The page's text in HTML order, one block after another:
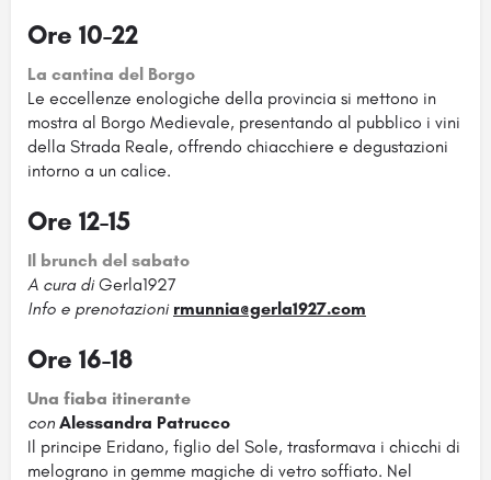
Ore 10-22
La cantina del Borgo
Le eccellenze enologiche della provincia si mettono in
mostra al Borgo Medievale, presentando al pubblico i vini
della Strada Reale, offrendo chiacchiere e degustazioni
intorno a un calice.
Ore 12-15
Il brunch del sabato
A cura diGerla1927
Info e prenotazioni rmunnia@gerla1927.com
Ore 16-18
Una fiaba itinerante
con Alessandra Patrucco
Il principe Eridano, figlio del Sole, trasformava i chicchi di
melograno in gemme magiche di vetro soffiato. Nel